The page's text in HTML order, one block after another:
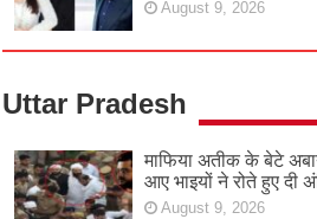
August 9, 2026
Uttar Pradesh
माफिया अतीक के बेटे
आए भाइयों ने रोते हुए दी
August 9, 2026